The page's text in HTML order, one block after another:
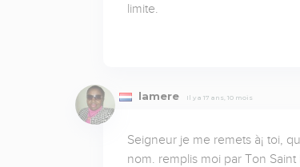
limite.
lamere Il y a 17 ans, 10 mois
Seigneur je me remets à¡ toi,
nom. remplis moi par Ton